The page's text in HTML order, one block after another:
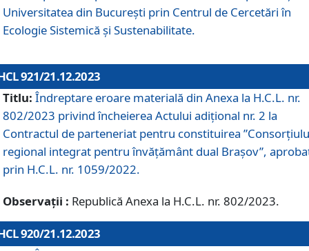
Universitatea din București prin Centrul de Cercetări în
Ecologie Sistemică și Sustenabilitate.
921/21.12.2023
Titlu: Îndreptare eroare materială din Anexa la H.C.L. nr.
802/2023 privind încheierea Actului adițional nr. 2 la
Contractul de parteneriat pentru constituirea
regional integrat pentru învățământ dual Brașov”,
prin H.C.L. nr. 1059/2022.
Observații : Republică Anexa la H.C.L. nr. 802/2023.
920/21.12.2023